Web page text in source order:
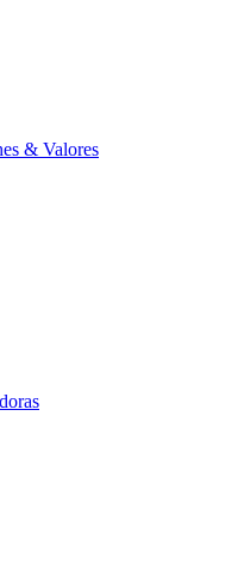
& Valores